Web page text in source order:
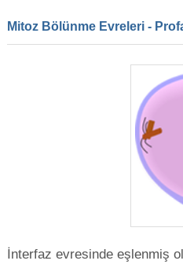
Mitoz Bölünme Evreleri -
İnterfaz evresinde eşlenmiş